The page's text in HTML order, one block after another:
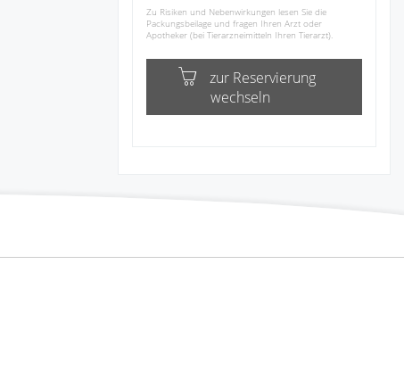
Zu Risiken und Nebenwirkungen lesen Sie die
Packungsbeilage und fragen Ihren Arzt oder
Apotheker (bei Tierarzneimitteln Ihren Tierarzt).
zur Reservierung
wechseln